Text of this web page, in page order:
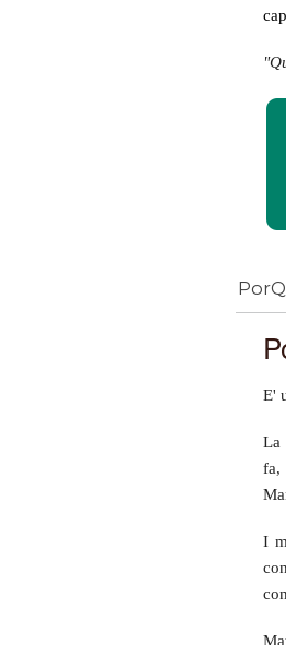
E'
La
fa,
I